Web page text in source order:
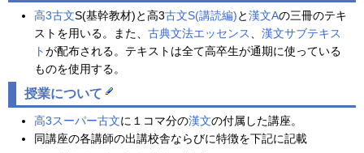
高3古文S(基幹教材)と高3古文S(講読編)と漢文Aの三冊のテキ
ストを用いる。また、 古典文法エッセンス
漢文サブテキス
トが配布される。テキストは全て高卒生が通期に使っている
ものを使用する。
授業について
高3スーパー古文に１コマ分の漢文の付属した講座。
同講座の各講師の出講校舎ならびに特徴を下記に記載